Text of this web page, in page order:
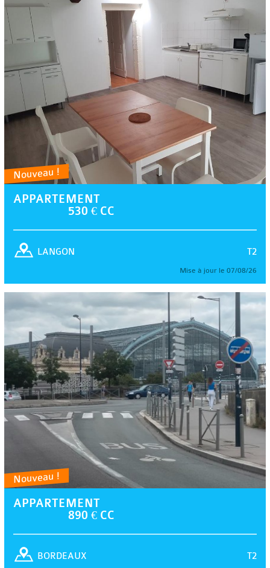
Nouveau !
APPARTEMENT
530 € CC
T2
LANGON
Mise à jour le 07/08/26
Nouveau !
APPARTEMENT
890 € CC
T2
BORDEAUX